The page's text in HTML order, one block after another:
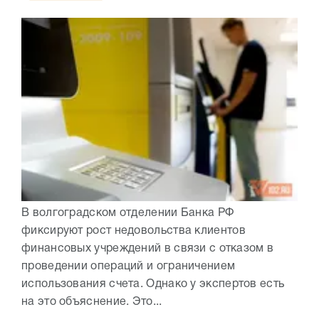
В волгоградском отделении Банка РФ
фиксируют рост недовольства клиентов
финансовых учреждений в связи с отказом в
проведении операций и ограничением
использования счета. Однако у экспертов есть
на это объяснение. Это...